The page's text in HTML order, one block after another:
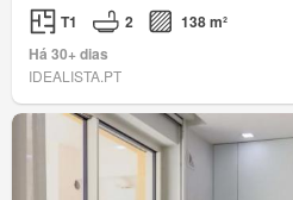
T1 2
138 m²
Há 30+ dias
IDEALISTA.PT